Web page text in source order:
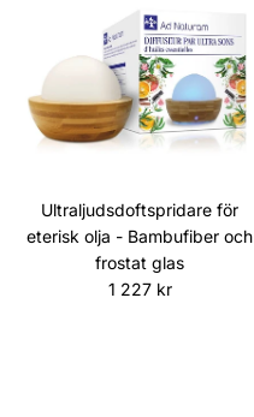
Ultraljudsdoftspridare för
eterisk olja - Bambufiber och
frostat glas
Ordinarie pris
1 227 kr